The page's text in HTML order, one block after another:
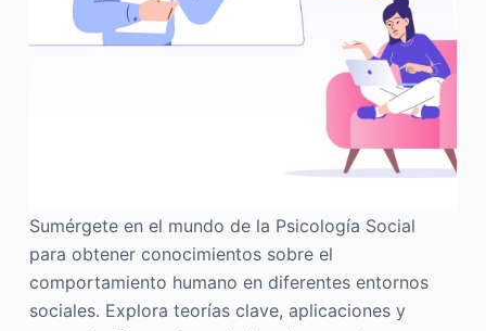
Sumérgete en el mundo de la Psicología Social
para obtener conocimientos sobre el
comportamiento humano en diferentes entornos
sociales. Explora teorías clave, aplicaciones y